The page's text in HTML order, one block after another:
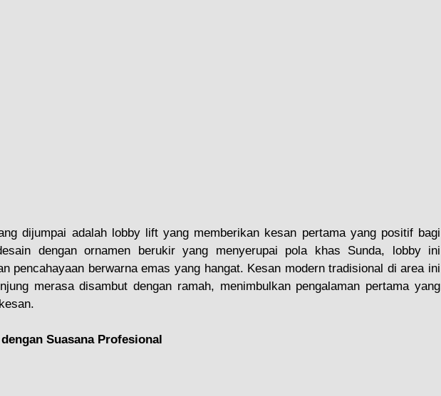
dijumpai adalah lobby lift yang memberikan kesan pertama yang positif bagi
dengan ornamen berukir yang menyerupai pola khas Sunda, lobby ini
pencahayaan berwarna emas yang hangat. Kesan modern tradisional di area ini
merasa disambut dengan ramah, menimbulkan pengalaman pertama yang
Suasana Profesional